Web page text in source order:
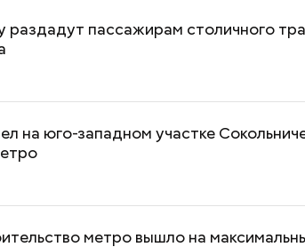
раздадут пассажирам столичного
на юго-западном участке
метро вышло на